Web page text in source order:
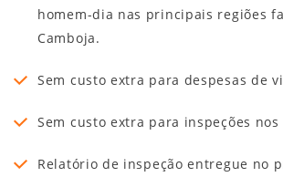
homem-dia nas principais regiões
Camboja.
Sem custo extra para despesas de
Sem custo extra para inspeções
Relatório de inspeção entregue no